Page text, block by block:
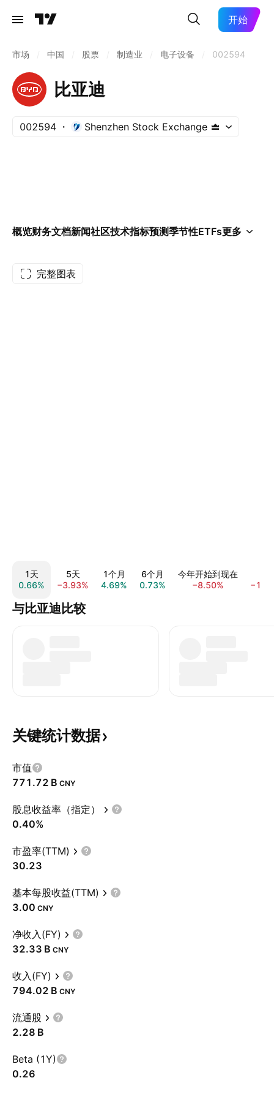
开始
市场 中国 股票 制造业 电子设备 002594
比亚迪
002594 Shenzhen Stock Exchange
概览财务文档新闻社区技术指标预测季节性ETFs更多
完整图表
1天
0.66%
5天
−3.93%
1个月
4.69%
6个月
0.73%
今年开始到现在
−8.50%
与比亚迪比较
关键统计数据
市值
‪771.72 B‬ CNY
股息收益率（指定）
0.40%
市盈率(TTM)
30.23
基本每股收益(TTM)
3.00 CNY
净收入(FY)
‪32.33 B‬ CNY
收入(FY)
‪794.02 B‬ CNY
流通股
‪2.28 B‬
Beta (1Y)
0.26